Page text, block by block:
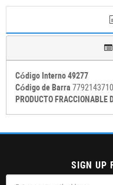
Código Interno 49277
Código de Barra
PRODUCTO FRACCIONABLE
SIGN UP